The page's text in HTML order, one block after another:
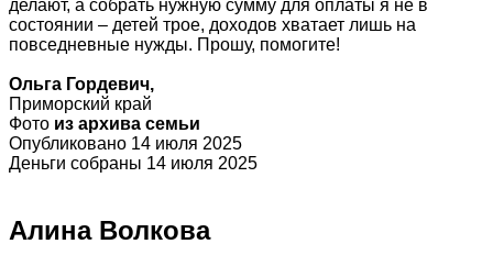
делают, а собрать нужную сумму для оплаты я не в
состоянии – детей трое, доходов хватает лишь на
повседневные нужды. Прошу, помогите!
Ольга Гордевич,
Приморский край
Фото из архива семьи
Опубликовано 14 июля 2025
Деньги собраны 14 июля 2025
Алина Волкова